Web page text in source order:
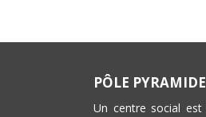
PÔLE PYRAMIDE
Un centre social